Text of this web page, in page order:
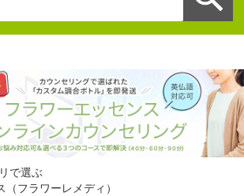
で選ぶ
フラワーレメディ）